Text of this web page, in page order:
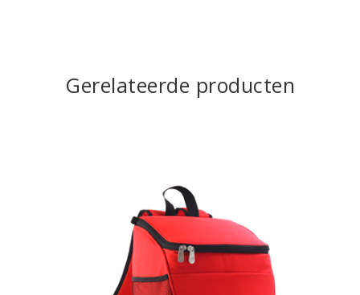
Gerelateerde producten